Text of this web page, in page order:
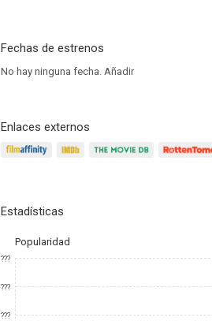
Fechas de estrenos
No hay ninguna fecha. Añadir
Enlaces externos
Estadísticas
Popularidad
???
???
???